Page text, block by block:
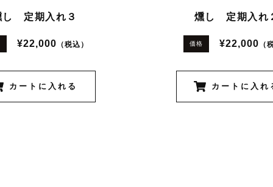
し 定期入れ３
¥22,000 （税込）
カートに入れる
燻し 定期入れ
価格 ¥22,000 （
カートに入れ